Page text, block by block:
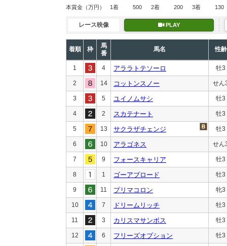
本賞金 （万円） 1着 500 2着 200 3着 130
レース映像 PLAY
着順 枠
馬
番
馬名 性齢
1 4 アララトテソーロ 牡3
2 14 コットンスノー せん
3 5 ユイノムサシ 牡3
4 2 スカテナート 牡3
5 13 サクラザチェンジ 牡3
6 10 アラゴネス せん
7 9 フォースキャリア 牡3
8 1 ゴーアブロード 牡3
9 11 プリマコロン 牝3
10 7 ドリームリッチ 牡3
11 3 カリスマサンボス 牡3
12 6 フリーズオプション 牡3